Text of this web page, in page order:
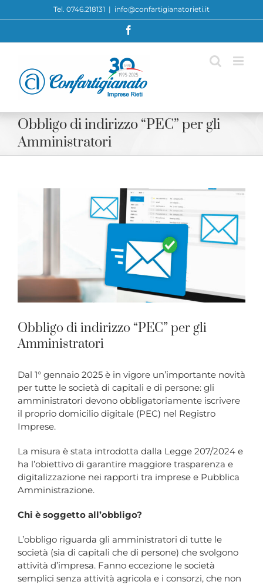
to
Tel. 0746.218131 | info@confartigianatorieti.it
Obbligo di indirizzo “PEC” per gli
Amministratori
Obbligo di indirizzo “PEC” per gli
Amministratori
Dal 1° gennaio 2025 è in vigore un’importante novità
per tutte le società di capitali e di persone: gli
amministratori devono obbligatoriamente iscrivere
il proprio domicilio digitale (PEC) nel Registro
Imprese.
La misura è stata introdotta dalla Legge 207/2024 e
ha l’obiettivo di garantire maggiore trasparenza e
digitalizzazione nei rapporti tra imprese e Pubblica
Amministrazione.
Chi è soggetto all’obbligo?
L’obbligo riguarda gli amministratori di tutte le
società (sia di capitali che di persone) che svolgono
attività d’impresa. Fanno eccezione le società
semplici senza attività agricola e i consorzi, che non